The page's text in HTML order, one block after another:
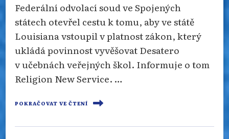
Federální odvolací soud ve Spojených
státech otevřel cestu k tomu, aby ve státě
Louisiana vstoupil v platnost zákon, který
ukládá povinnost vyvěšovat Desatero
v učebnách veřejných škol. Informuje o tom
Religion New Service. …
POKRAČOVAT VE ČTENÍ